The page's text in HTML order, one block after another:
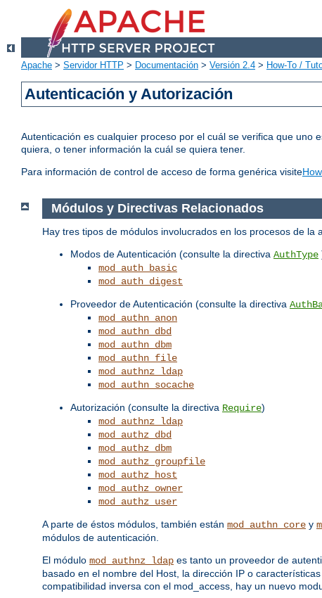
Apache > Servidor HTTP > Documentación > Versión 2.4 > How-To /
Autenticación y Autorización
Autenticación es cualquier proceso por el cuál se verifica que uno
quiera, o tener información la cuál se quiera tener.
Para información de control de acceso de forma genérica visite
Módulos y Directivas Relacionados
Hay tres tipos de módulos involucrados en los procesos de
Modos de Autenticación (consulte la directiva AuthType
mod_auth_basic
mod_auth_digest
Proveedor de Autenticación (consulte la directiva
mod_authn_anon
mod_authn_dbd
mod_authn_dbm
mod_authn_file
mod_authnz_ldap
mod_authn_socache
Autorización (consulte la directiva Require)
mod_authnz_ldap
mod_authz_dbd
mod_authz_dbm
mod_authz_groupfile
mod_authz_host
mod_authz_owner
mod_authz_user
A parte de éstos módulos, también están mod_authn_core y
módulos de autenticación.
El módulo mod_authnz_ldap es tanto un proveedor de
basado en el nombre del Host, la dirección IP o
compatibilidad inversa con el mod_access, hay un nuevo